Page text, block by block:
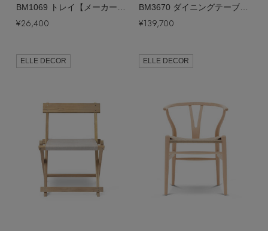
¥26,400
BM3670 ダイニングテーブル【メーカー取り寄せ】
¥139,700
ELLE DECOR ELLE DECOR